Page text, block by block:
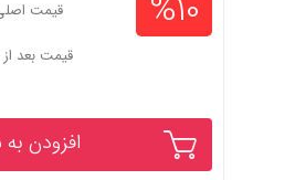
%10 قیمت
قیمت بعد
افزودن